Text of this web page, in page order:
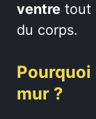
ventre tout
du corps.
Pourquoi
mur ?